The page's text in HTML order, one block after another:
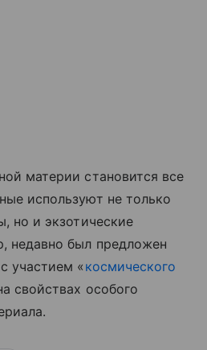
материи становится все
используют не только
но и экзотические
недавно был предложен
участием « космического
свойствах особого